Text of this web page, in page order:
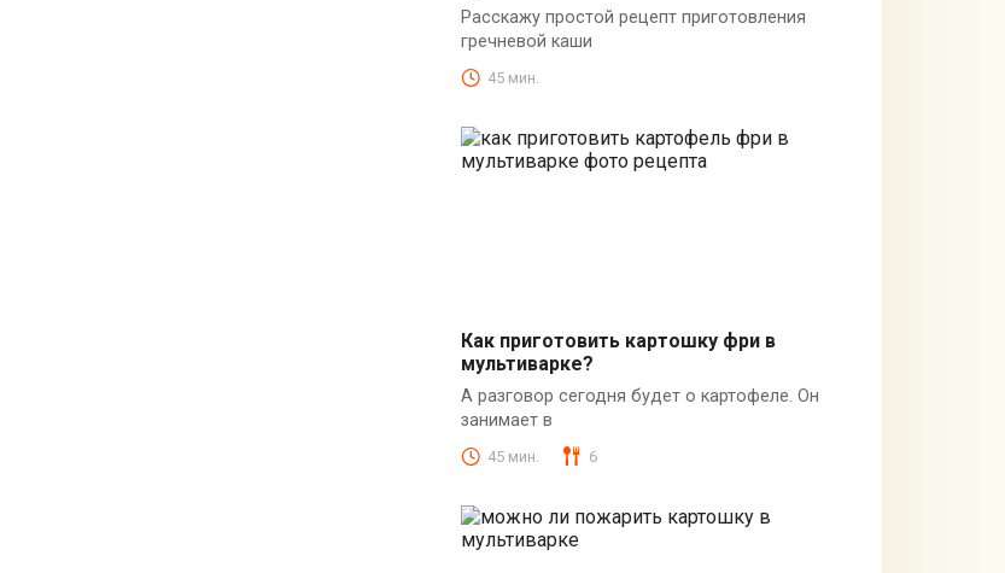
Расскажу простой рецепт приготовления
гречневой каши
45 мин.
вторые блюда в мультиварке
Как приготовить картошку фри в
мультиварке?
А разговор сегодня будет о картофеле. Он
занимает в
45 мин. 6